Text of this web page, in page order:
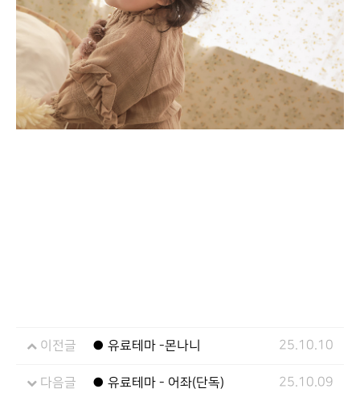
이전글 ● 유료테마 -몬나니 25.10.10
다음글 ● 유료테마 - 어좌(단독) 25.10.09